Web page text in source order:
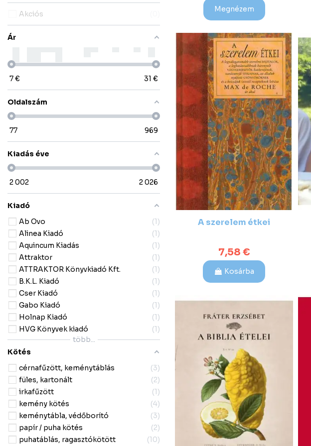
Megnézem
A szerelem étkei
7,58 €
Kosárba
Akciós
Ár
7€ 31 €
Oldalszám
77 969
Kiadás éve
2 002 2 026
Kiadó
Ab Ovo
1
Alinea Kiadó
1
Aquincum Kiadás
1
Attraktor
1
ATTRAKTOR Könyvkiadó Kft.
1
B.K.L. Kiadó
1
Cser Kiadó
1
Gabo Kiadó
1
Holnap Kiadó
1
HVG Könyvek kiadó
1
több...
Kötés
cérnafűzött, keménytáblás
3
füles, kartonált
2
irkafűzött
1
kemény kötés
4
keménytábla, védőborító
3
papír / puha kötés
2
puhatáblás, ragasztókötött
10